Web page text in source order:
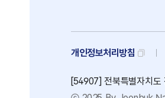
개인정보처리방침
[54907] 전북특별자치도